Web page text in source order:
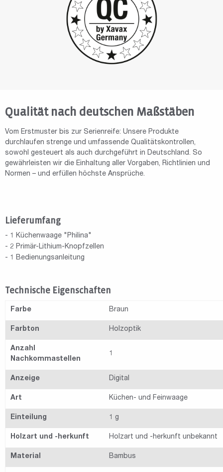
Qualität nach deutschen Maßstäben
Vom Erstmuster bis zur Serienreife: Unsere Produkte
durchlaufen strenge und umfassende Qualitätskontrollen,
sowohl gesteuert als auch durchgeführt in Deutschland. So
gewährleisten wir die Einhaltung aller Vorgaben, Richtlinien und
Normen – und erfüllen höchste Ansprüche.
Lieferumfang
- 1 Küchenwaage "Philina"
- 2 Primär-Lithium-Knopfzellen
- 1 Bedienungsanleitung
Technische Eigenschaften
Farbe Braun
Farbton Holzoptik
Anzahl
Nachkommastellen
1
Anzeige Digital
Art Küchen- und Feinwaage
Einteilung 1 g
Holzart und -herkunft Holzart und -herkunft unbekannt
Material Bambus